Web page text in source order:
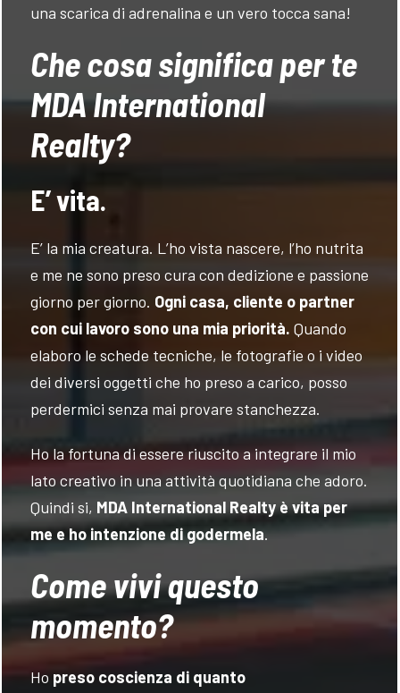
una scarica di adrenalina e un vero tocca sana!
Che cosa significa per te
MDA International
Realty?
E’ vita.
E’ la mia creatura. L’ho vista nascere, l’ho nutrita
e me ne sono preso cura con dedizione e passione
giorno per giorno. Ogni casa, cliente o partner
con cui lavoro sono una mia priorità. Quando
elaboro le schede tecniche, le fotografie o i video
dei diversi oggetti che ho preso a carico, posso
perdermici senza mai provare stanchezza.
Ho la fortuna di essere riuscito a integrare il mio
lato creativo in una attività quotidiana che adoro.
Quindi si, MDA International Realty è vita per
me e ho intenzione di godermela.
Come vivi questo
momento?
Ho preso coscienza di quanto